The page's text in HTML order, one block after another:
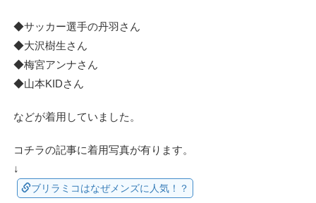
◆サッカー選手の丹羽さん
◆大沢樹生さん
◆梅宮アンナさん
◆山本KIDさん
などが着用していました。
コチラの記事に着用写真が有ります。
↓
ブリラミコはなぜメンズに人気！？